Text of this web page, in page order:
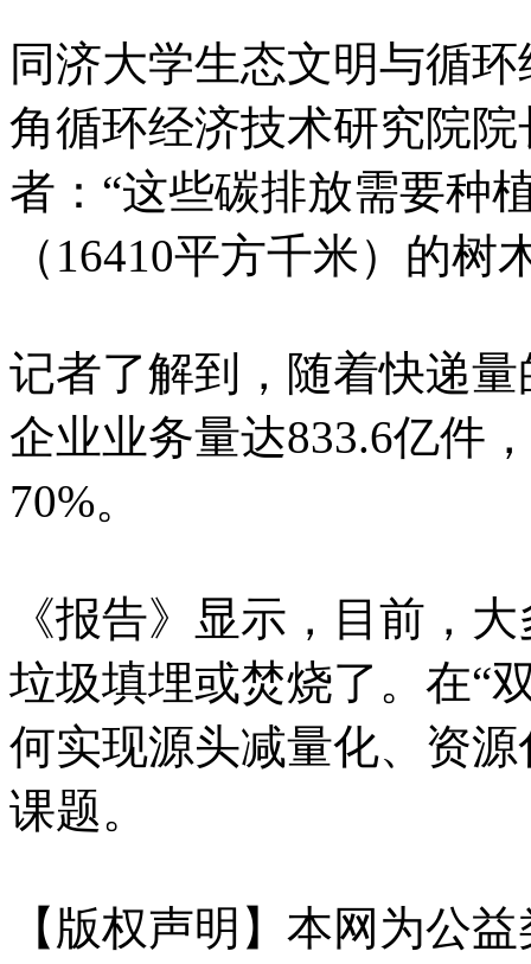
同济大学生态文明与循
角循环经济技术研究院
者：“这些碳排放需要种
（16410平方千米）的树
记者了解到，随着快递
企业业务量达833.6亿件
70%。
《报告》显示，目前，
垃圾填埋或焚烧了。在“
何实现源头减量化、资
课题。
【版权声明】本网为公